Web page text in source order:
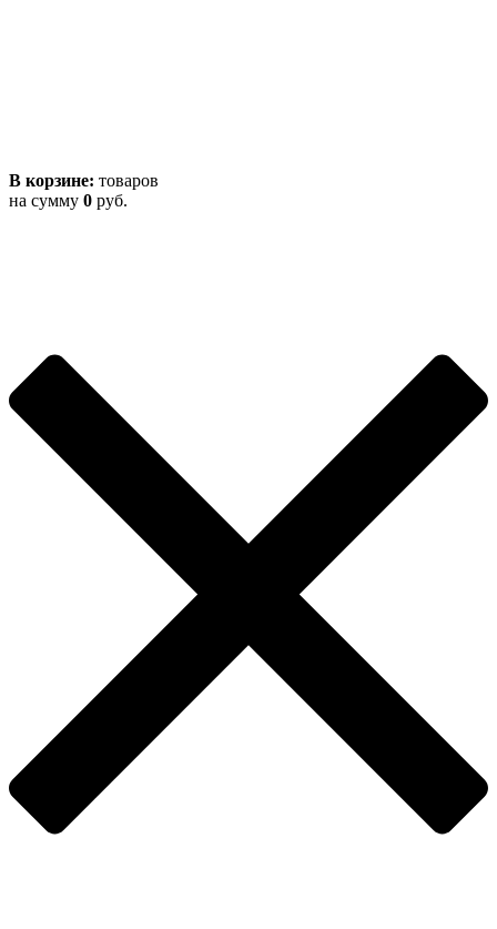
В корзине: товаров
на сумму 0 руб.